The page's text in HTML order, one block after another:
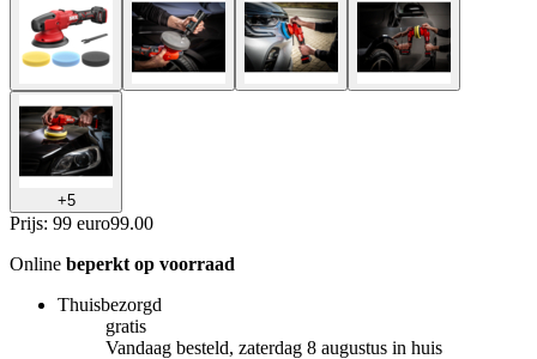
+5
Prijs: 99 euro99.00
Online beperkt op voorraad
Thuisbezorgd
gratis
Vandaag besteld, zaterdag 8 augustus in huis